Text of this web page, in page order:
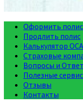
Оформить полис
Продлить полис
Калькулятор
Страховые
Вопросы и
Полезные
Отзывы
Контакты